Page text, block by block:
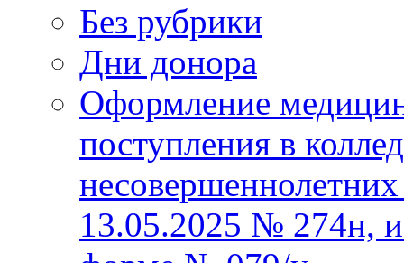
Без рубрики
Дни донора
Оформление
поступления в
13.05.2025 № 274н,